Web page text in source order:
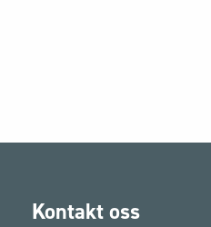
Kontakt oss